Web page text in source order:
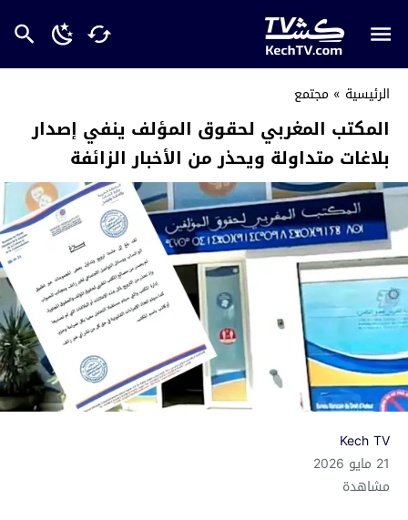
الرئيسية » مجتمع
المكتب المغربي لحقوق المؤلف ينفي إصدار
بلاغات متداولة ويحذر من الأخبار الزائفة
Kech TV
21 مايو 2026
مشاهدة